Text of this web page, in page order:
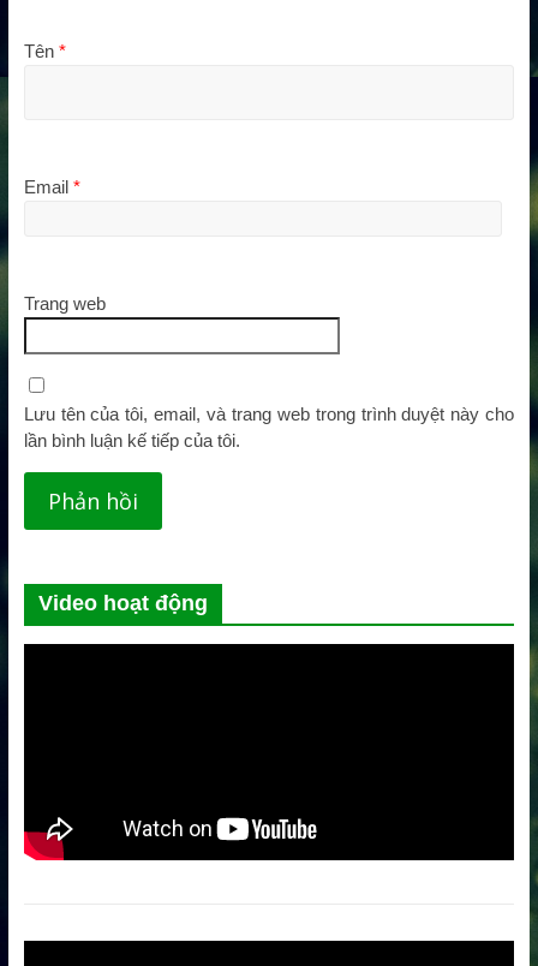
Tên *
Email *
Trang web
Lưu tên của tôi, email, và trang web trong trình duyệt này cho
lần bình luận kế tiếp của tôi.
Video hoạt động